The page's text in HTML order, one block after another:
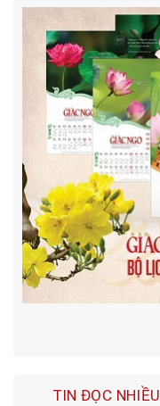
TIN ĐỌC NHIỀU